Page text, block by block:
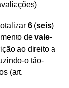
)
6 (seis)
de vale-
ao direito a
o tão-
(art.